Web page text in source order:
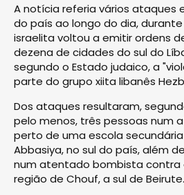
A notícia referia vários ataques
do país ao longo do dia,
israelita voltou a emitir ordens
dezena de cidades do sul do
segundo o Estado judaico, a
parte do grupo xiita libanês
Dos ataques resultaram,
pelo menos, três pessoas num
perto de uma escola
Abbasiya, no sul do país, além
num atentado bombista contra
região de Chouf, a sul de Beirute.